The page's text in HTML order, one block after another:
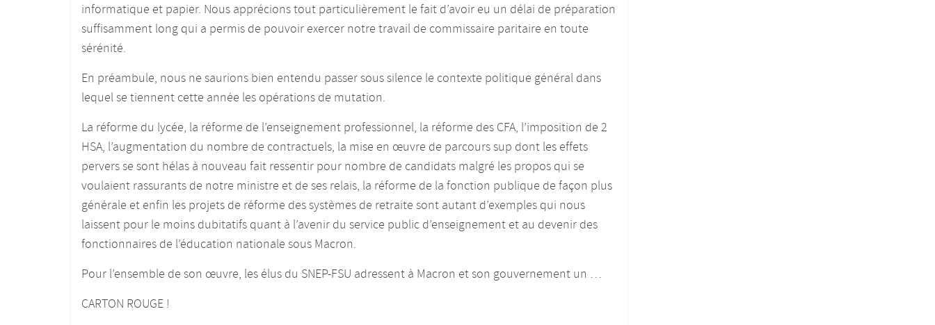
informatique et papier. Nous apprécions tout particulièrement le fait d’avoir eu un délai de préparation
suffisamment long qui a permis de pouvoir exercer notre travail de commissaire paritaire en toute
sérénité.
En préambule, nous ne saurions bien entendu passer sous silence le contexte politique général dans
lequel se tiennent cette année les opérations de mutation.
La réforme du lycée, la réforme de l’enseignement professionnel, la réforme des CFA, l’imposition de 2
HSA, l’augmentation du nombre de contractuels, la mise en œuvre de parcours sup dont les effets
pervers se sont hélas à nouveau fait ressentir pour nombre de candidats malgré les propos qui se
voulaient rassurants de notre ministre et de ses relais, la réforme de la fonction publique de façon plus
générale et enfin les projets de réforme des systèmes de retraite sont autant d’exemples qui nous
laissent pour le moins dubitatifs quant à l’avenir du service public d’enseignement et au devenir des
fonctionnaires de l’éducation nationale sous Macron.
Pour l’ensemble de son œuvre, les élus du SNEP-FSU adressent à Macron et son gouvernement un …
CARTON ROUGE !